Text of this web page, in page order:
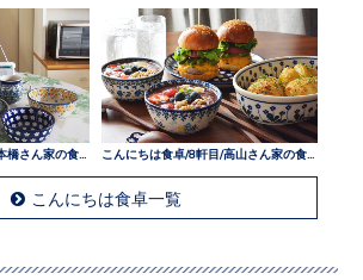
こんにちは食卓/9軒目/本橋さん家の食卓
こんにちは食卓一覧